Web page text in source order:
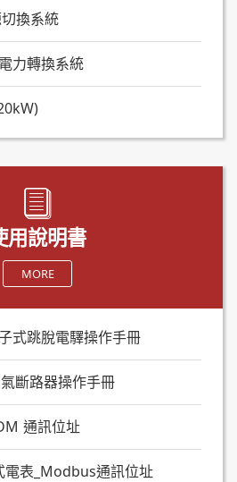
換系統
力轉換系統
用說明書
MORE
式跳脫電驛操作手冊
斷路器操作手冊
通訊位址
電表_Modbus通訊位址